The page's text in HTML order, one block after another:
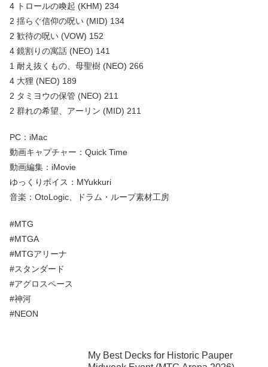
4 トロールの喚起 (KHM) 234
2 揺らぐ信仰の呪い (MID) 134
2 歓待の呪い (VOW) 152
4 鏡割りの寓話 (NEO) 141
1 耐え抜くもの、母聖樹 (NEO) 266
4 大狸 (NEO) 189
2 タミヨウの保管 (NEO) 211
2 群れの希望、アーリン (MID) 211
PC：iMac
動画キャプチャー：Quick Time
動画編集：iMovie
ゆっくりボイス：MYukkuri
音楽：OtoLogic、ドラム・ループ素材工房
#MTG
#MTGA
#MTGアリーナ
#スタンダード
#アグロスペース
#神河
#NEON
My Best Decks for Historic Pauper